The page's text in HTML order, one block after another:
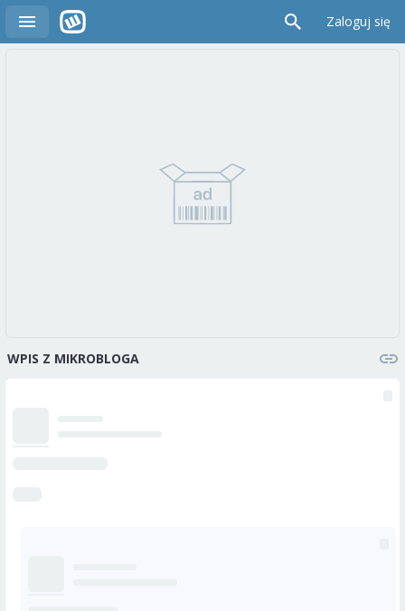
Zaloguj się
WPIS Z MIKROBLOGA